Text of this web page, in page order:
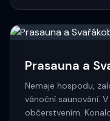
Prasauna a
Nemaje hospodu,
vánoční saunování.
občerstvením.